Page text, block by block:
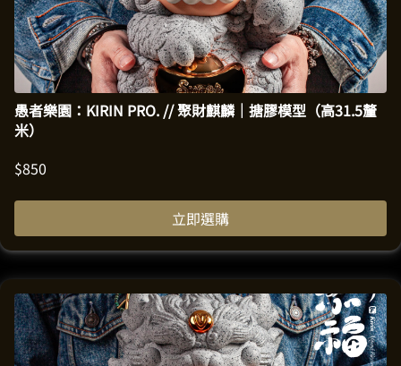
愚者樂園：KIRIN PRO. // 聚財麒麟｜搪膠模型（高31.5釐
米）
$850
立即選購